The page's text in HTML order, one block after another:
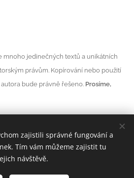
mnoho jedinečných textů a unikátních
právům. Kopírování nebo použití
bude právně řešeno. Prosíme,
Webnode Cookies
Měna
Kč
EUR €
zajistili správné fungování a
Tím vám můžeme zajistit tu
návštěvě.